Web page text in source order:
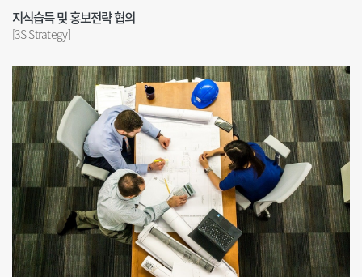
지식습득 및 홍보전략 협의
[3S Strategy]